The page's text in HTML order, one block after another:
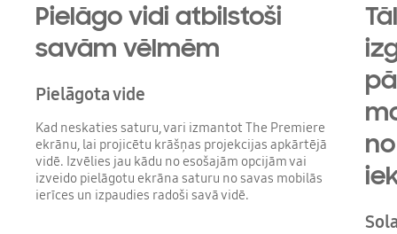
Pielāgo vidi atbilstoši
savām vēlmēm
Pielāgota vide
Kad neskaties saturu, vari izmantot The Premiere
ekrānu, lai projicētu krāšņas projekcijas apkārtējā
vidē. Izvēlies jau kādu no esošajām opcijām vai
izveido pielāgotu ekrāna saturu no savas mobilās
ierīces un izpaudies radoši savā vidē.